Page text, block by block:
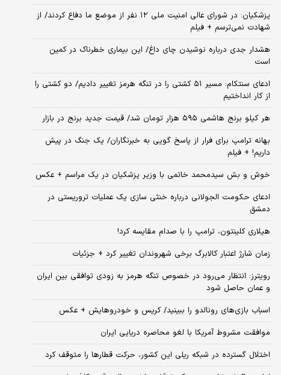
پزشکیان: در شورای عالی امنیت ملی ۱۲ نفر از موضع ما دفاع کردند/ از
شهادت نمی‌ترسم + فیلم
هشدار جدی درباره نوشیدن چای داغ/ این بیماری خطرناک در کمین
است
ادعای سنتکام: مسیر ۵۱ کشتی را در تنگه هرمز تغییر دادیم/ دو کشتی را
از کار انداختیم
هر کیلو برنج هاشمی ۵۹۵ هزار تومان شد/ قیمت جدید برنج در بازار
بهانه ترامپ برای فرار از پاسخ گویی به خبرنگاران/ یک جنگ در پیش
داریم! + فیلم
خوش و بش سیدمحمد خاتمی با وزیر پزشکیان در یک مراسم + عکس
ادعای حکومت الجولانی درباره خنثی سازی یک عملیات تروریستی در
دمشق
هیلاری کلینتون، ترامپ را با صدام مقایسه کرد!
زمان شارژ اعتبار کالابرگ برخی شهروندان تغییر کرد + جزئیات
رویترز: انتظار می‌رود در خصوص تنگه هرمز به زودی توافقی بین ایران
و عمان حاصل شود
اسباب‌ بازی‌های رونالدو را ببینید/ کریس و خودروهایش + عکس
موافقت مشروط آمریکا با لغو محاصره دریایی ایران
اختلال گسترده در شبکه ریلی این کشور، حرکت قطارها را متوقف کرد